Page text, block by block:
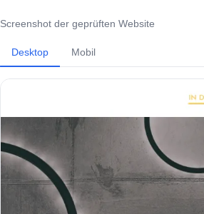
Screenshot der geprüften Website
Desktop Mobil